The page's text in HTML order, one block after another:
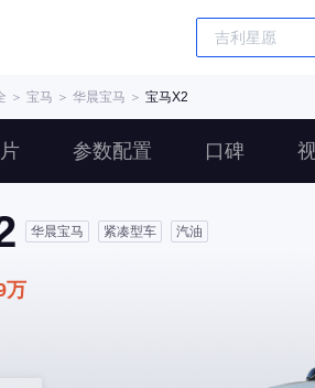
＞ 宝马 ＞ 华晨宝马 ＞ 宝马X2
参数配置 口碑
华晨宝马 紧凑型车 汽油
万